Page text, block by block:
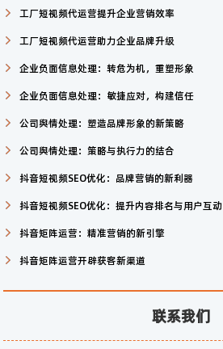
工厂短视频代运营提升企业营销效率
工厂短视频代运营助力企业品牌升级
企业负面信息处理：转危为机，重塑形象
企业负面信息处理：敏捷应对，构建信任
公司舆情处理：塑造品牌形象的新策略
公司舆情处理：策略与执行力的结合
抖音短视频SEO优化：品牌营销的新利器
抖音短视频SEO优化：提升内容排名与用户互动
抖音矩阵运营：精准营销的新引擎
抖音矩阵运营开辟获客新渠道
联系我们